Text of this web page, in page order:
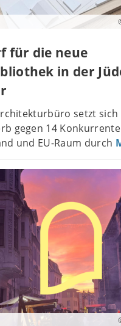
für die neue
in der
setzt sich
gegen 14
und EU-Raum durch